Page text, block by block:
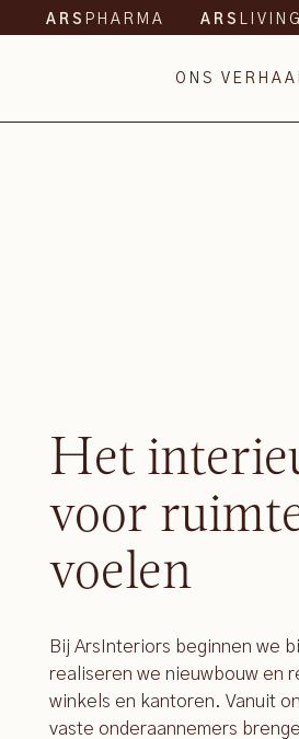
ARS PHARMA ARS LIVING
ONS
Het
voor
voelen
Bij ArsInteriors beginnen we
realiseren we nieuwbouw en
winkels en kantoren. Vanuit
vaste onderaannemers